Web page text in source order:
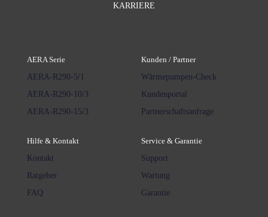
KARRIERE
AERA Serie
AERA-R290-5/1
AERA-R290-10/3
AERA-R290-15/3
Hilfe & Kontakt
Kontakt
Ratgeber
FAQ
Kunden / Partner
Wärmepumpen-Check
Kundenportal
Partnerschaftsanfrage
Service & Garantie
Support
Wartung
Garantie